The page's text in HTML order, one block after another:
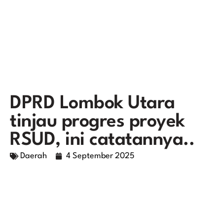
DPRD Lombok Utara
tinjau progres proyek
RSUD, ini catatannya..
Daerah 4 September 2025